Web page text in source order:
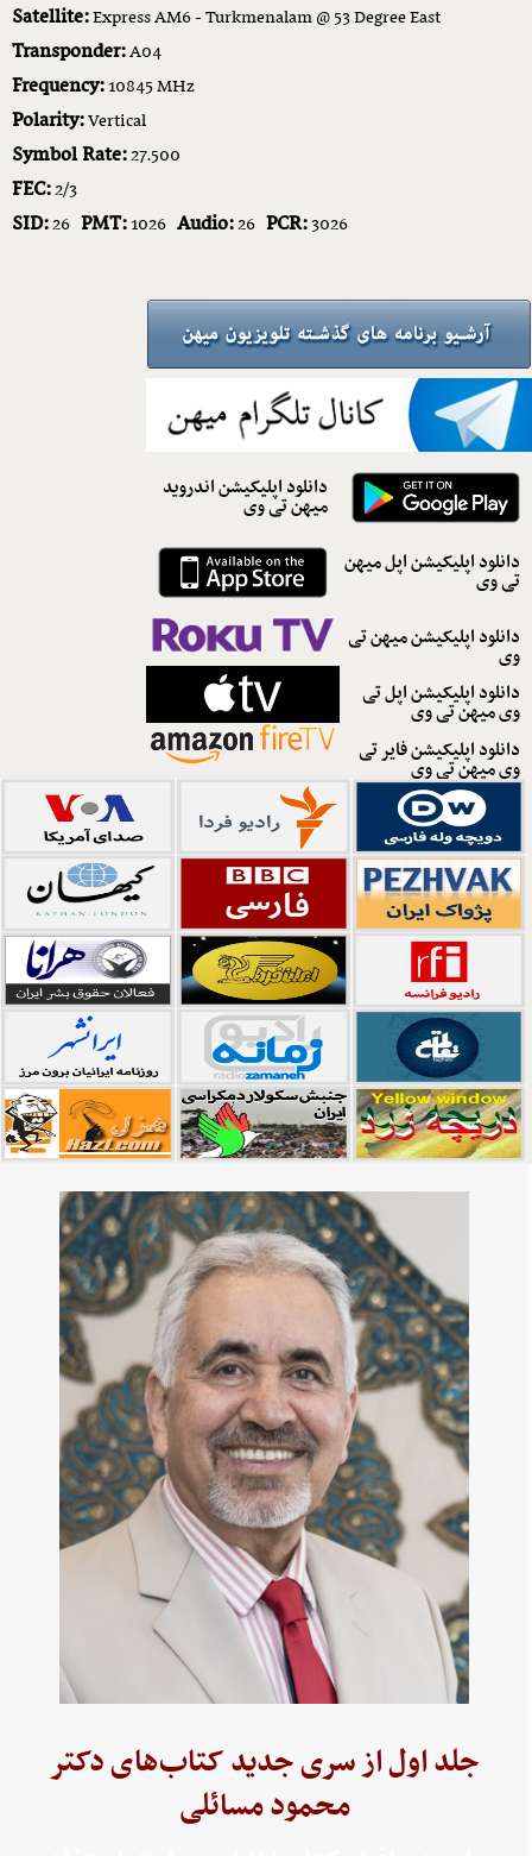
Satellite:Express AM6 - Turkmenalam @ 53 Degree East
Transponder:A04
Frequency:10845 MHz
Polarity:Vertical
Symbol Rate:27.500
FEC:2/3
SID:26 PMT:1026 Audio:26 PCR:3026
دانلود اپلیکیشن اندروید
میهن تی وی
دانلود اپلیکیشن اپل میهن
تی وی
دانلود اپلیکیشن میهن تی
وی
دانلود اپلیکیشن اپل تی
وی میهن تی وی
دانلود اپلیکیشن فایر تی
وی میهن تی وی
جلد اول از سری جدید کتاب‌های دکتر
محمود مسائلی